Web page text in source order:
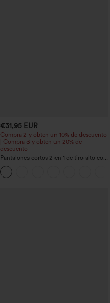
€31,95 EUR
Compra 2 y obtén un 10% de descuento
| Compra 3 y obtén un 20% de
descuento
Pantalones cortos 2 en 1 de tiro alto con
bolsillo interior y trasero